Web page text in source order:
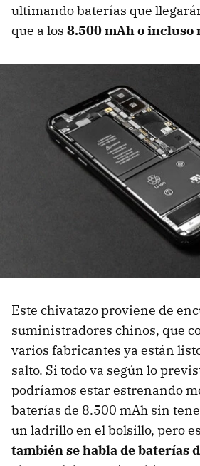
ultimando baterías que
que a los 8.500 mAh o incluso
Este chivatazo proviene de
suministradores chinos, que
varios fabricantes ya están
salto. Si todo va según lo
podríamos estar estrenando
baterías de 8.500 mAh sin
un ladrillo en el bolsillo, pero
también se habla de baterías